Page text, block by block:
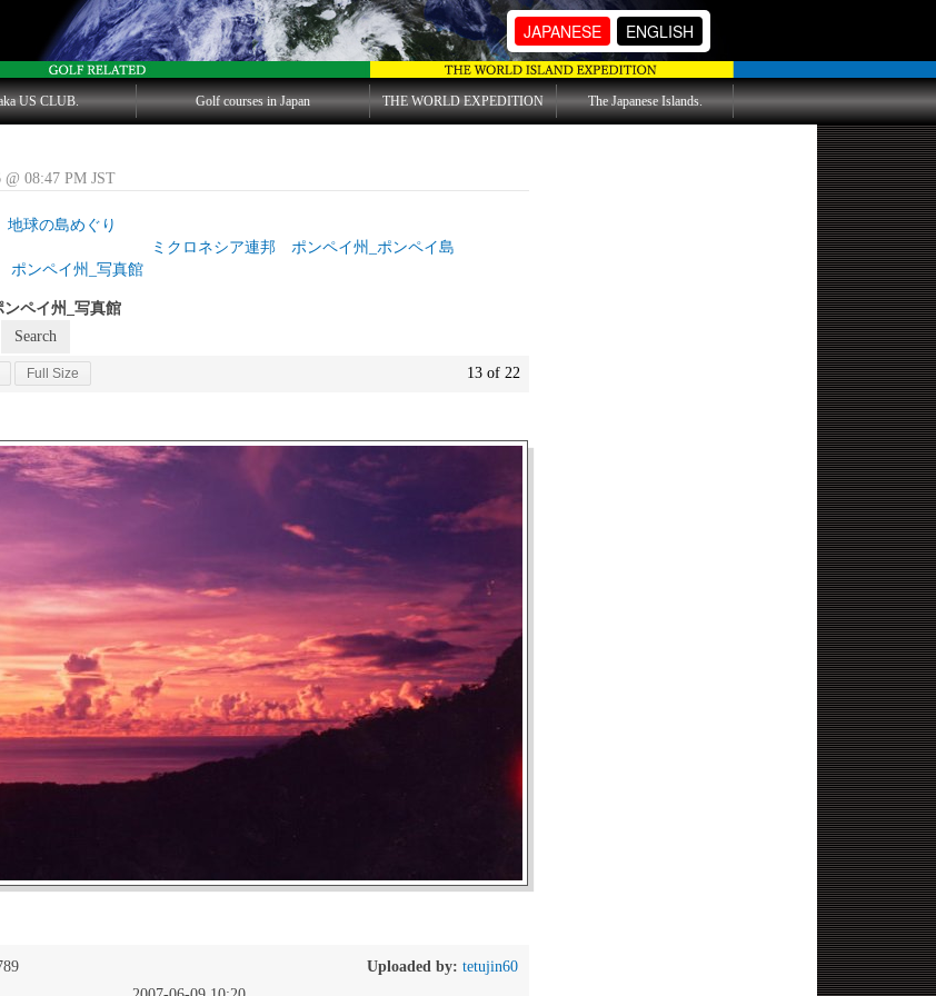
JAPANESE ENGLISH
US CLUB. Golf courses in Japan THE WORLD EXPEDITION The Japanese Islands.
@ 08:47 PM JST
地球の島めぐり
ロネシア連邦 ポンペイ州_ポンペイ島
ポンペイ州_写真館
ペイ州_写真館
Full Size 13 of 22
Uploaded by: tetujin60